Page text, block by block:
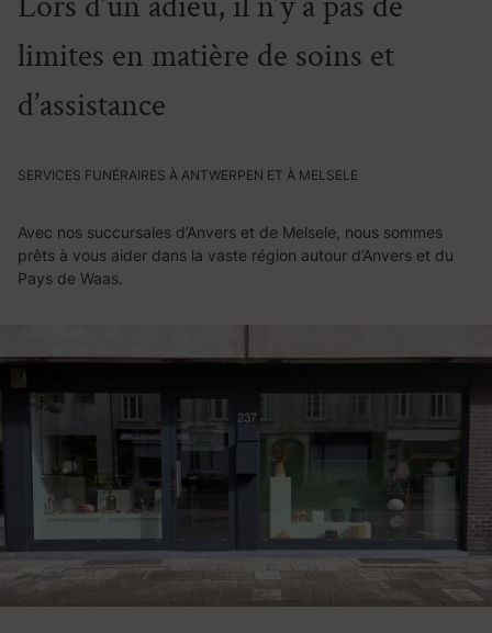
SERVICES FUNÉRAIRES À ANTWERPEN ET À MELSELE
limites en matière de soins et
d’assistance
Avec nos succursales d’Anvers et de Melsele, nous sommes
prêts à vous aider dans la vaste région autour d’Anvers et du
Pays de Waas.